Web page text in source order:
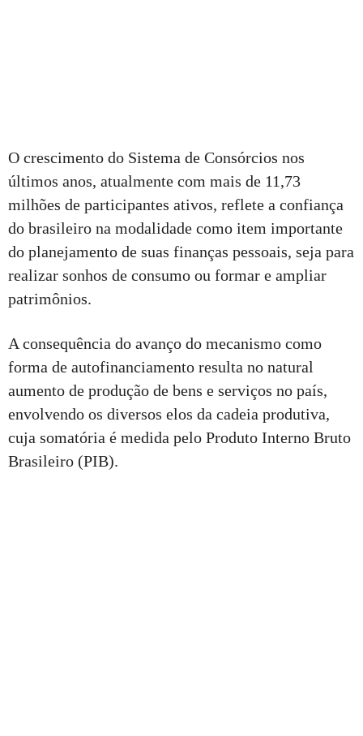
O crescimento do Sistema de Consórcios nos
últimos anos, atualmente com mais de 11,73
milhões de participantes ativos, reflete a confiança
do brasileiro na modalidade como item importante
do planejamento de suas finanças pessoais, seja para
realizar sonhos de consumo ou formar e ampliar
patrimônios.
A consequência do avanço do mecanismo como
forma de autofinanciamento resulta no natural
aumento de produção de bens e serviços no país,
envolvendo os diversos elos da cadeia produtiva,
cuja somatória é medida pelo Produto Interno Bruto
Brasileiro (PIB).